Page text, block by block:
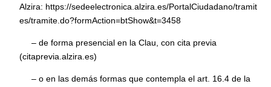
Alzira: https://sedeelectronica.alzira.es/PortalCiudadano/tramit
es/tramite.do?formAction=btShow&t=3458
– de forma presencial en la Clau, con cita previa
(citaprevia.alzira.es)
– o en las demás formas que contempla el art. 16.4 de la